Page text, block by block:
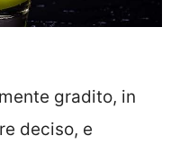
gradito, in
deciso, e